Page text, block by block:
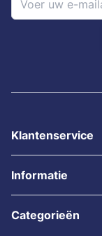
Klantenservice
Informatie
Categorieën